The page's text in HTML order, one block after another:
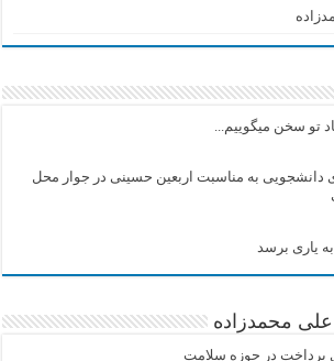
تو سخن میگوییم...
دانشجویی به مناسبت اربعین حسینی در جوار محل
یاری برسد
علی محمدزاده
پرداخت در حوزه سلامت